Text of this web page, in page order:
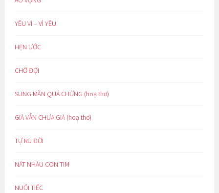
YÊU VÌ – VÌ YÊU
HẸN ƯỚC
CHỜ ĐỢI
SUNG MÃN QUÁ CHỪNG (hoạ thơ)
GIÀ VẪN CHƯA GIÀ (hoạ thơ)
TỰ RU ĐỜI
NÁT NHÀU CON TIM
NUỐI TIẾC